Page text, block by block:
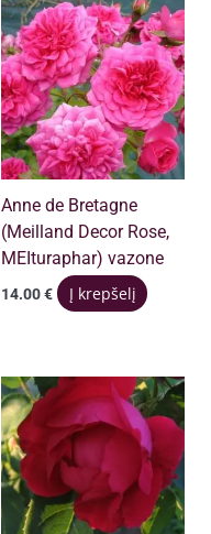
Anne de Bretagne
(Meilland Decor Rose,
MEIturaphar) vazone
14.00€ Į krepšelį